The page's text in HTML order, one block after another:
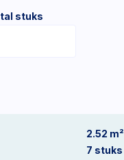
stuks
2.52 m²
7 stuks